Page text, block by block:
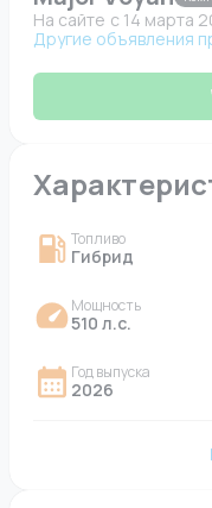
На сайте c 14 марта
Другие объявления
Топливо
Гибрид
Мощность
510 л.с.
Год выпуска
2026